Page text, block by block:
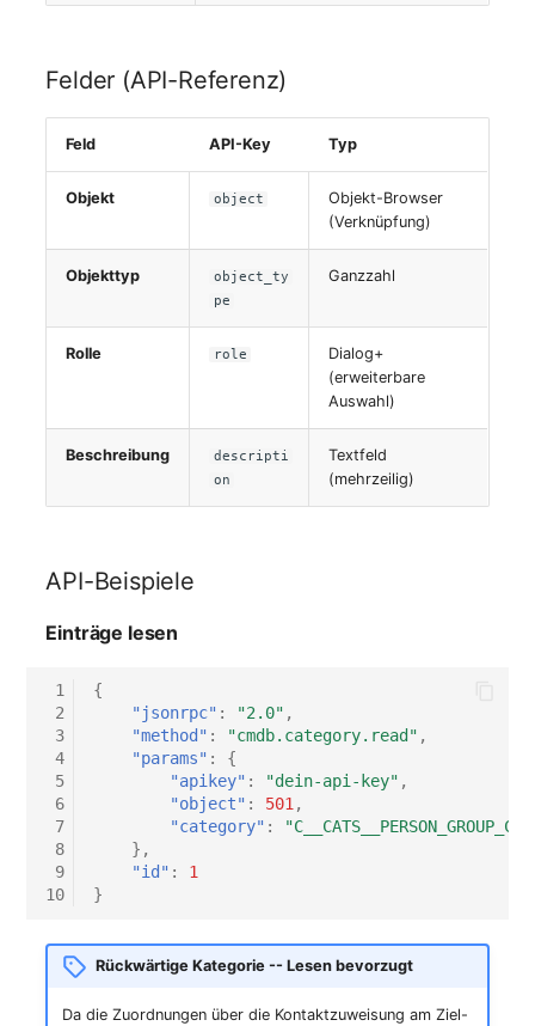
Unterbrechungsfreie
Verteilerkasten
Virtueller Host
VoIP-Telefon
VRRP
VRRP/HSRP Cluster
WAN-Leitung
Wireless Access Point
Felder (API-Referenz)
Feld API-Key Typ
Objekt object
Objekt-Browser
(Verknüpfung)
Objekttyp
object_ty
pe
Ganzzahl
Rolle role
Dialog+
(erweiterbare
Auswahl)
Beschreibung
descripti
on
Textfeld
(mehrzeilig)
API-Beispiele
Einträge lesen
1
2
3
4
5
6
7
8
9
10
{
"jsonrpc" : "2.0" ,
"method" : "cmdb.category.read" ,
"params" :
{
"apikey" : "dein-api-key" ,
"object" : 501,
"category" :
},
"id" :
1
}
Rückwärtige Kategorie -- Lesen bevorzugt
Da die Zuordnungen über die Kontaktzuweisung am Ziel-